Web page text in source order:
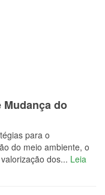
do
para o
do meio ambiente, o
dos... Leia